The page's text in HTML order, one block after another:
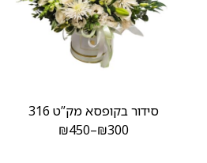
סידור בקופסא מק”ט 316
₪300
–
₪450